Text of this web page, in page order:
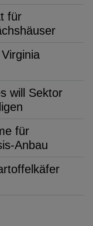
für
will Sektor
für
Anbau